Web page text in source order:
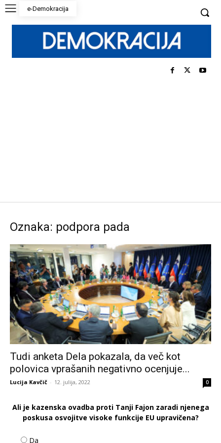
e-Demokracija
Oznaka: podpora pada
Tudi anketa Dela pokazala, da več kot
polovica vprašanih negativno ocenjuje...
Lucija Kavčič - 12. julija, 2022 0
Ali je kazenska ovadba proti Tanji Fajon zaradi njenega
poskusa osvojitve visoke funkcije EU upravičena?
Da